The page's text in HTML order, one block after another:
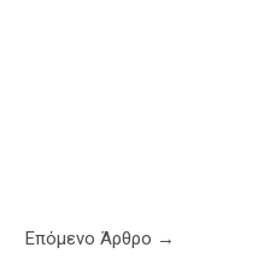
Επόμενο Άρθρο →